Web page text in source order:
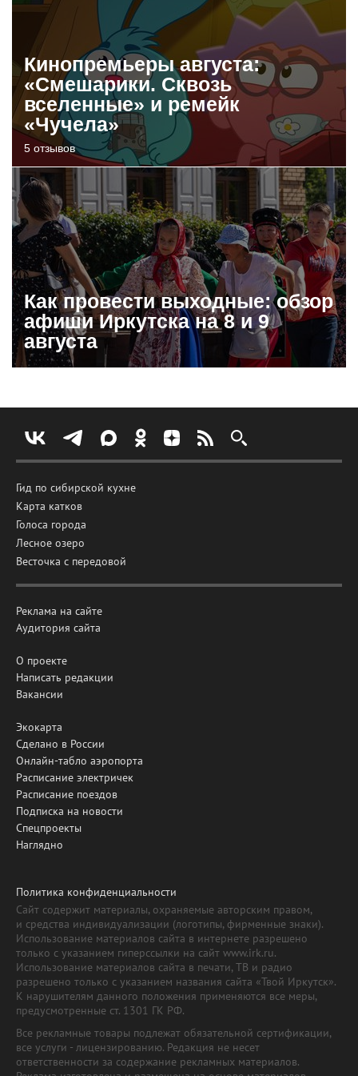
Кинопремьеры августа:
«Смешарики. Сквозь
вселенные» и ремейк
«Чучела»
5 отзывов
Как провести выходные: обзор
афиши Иркутска на 8 и 9
августа
Гид по сибирской кухне
Карта катков
Голоса города
Лесное озеро
Весточка с передовой
Реклама на сайте
Аудитория сайта
О проекте
Написать редакции
Вакансии
Экокарта
Сделано в России
Онлайн-табло аэропорта
Расписание электричек
Расписание поездов
Подписка на новости
Спецпроекты
Наглядно
Политика конфиденциальности
Сайт содержит материалы, охраняемые авторским правом,
и средства индивидуализации (логотипы, фирменные знаки).
Использование материалов сайта в интернете разрешено
только с указанием гиперссылки на сайт www.irk.ru.
Использование материалов сайта в печати, ТВ и радио
разрешено только с указанием названия сайта «Твой Иркутск».
К нарушителям данного положения применяются все меры,
предусмотренные ст. 1301 ГК РФ.
Все рекламные товары подлежат обязательной сертификации,
все услуги - лицензированию. Редакция не несет
ответственности за содержание рекламных материалов.